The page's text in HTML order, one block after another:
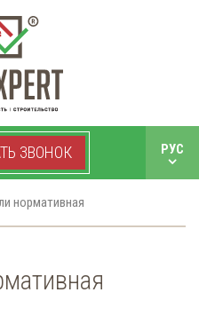
ЗВОНОК РУС
+38 050 750 99 33
УКР
нормативная